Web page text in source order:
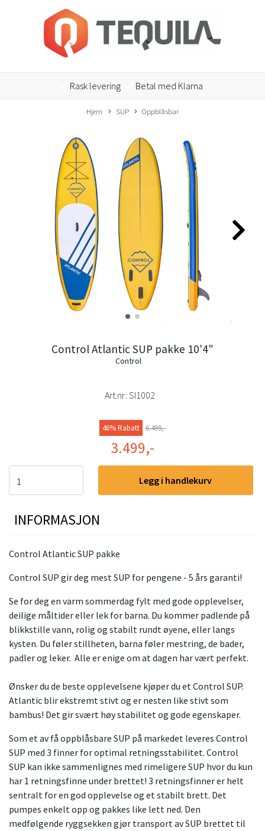
Rask levering Betal med Klarna
Hjem SUP Oppblåsbar
Control Atlantic SUP pakke 10'4"
Control
Art.nr: SI1002
46% Rabatt 6.499,-
3.499,-
Legg i handlekurv
INFORMASJON
Control Atlantic SUP pakke
Control SUP gir deg mest SUP for pengene - 5 års garanti!
Se for deg en varm sommerdag fylt med gode opplevelser,
deilige måltider eller lek for barna. Du kommer padlende på
blikkstille vann, rolig og stabilt rundt øyene, eller langs
kysten. Du føler stillheten, barna føler mestring, de bader,
padler og leker. Alle er enige om at dagen har vært perfekt.
Ønsker du de beste opplevelsene kjøper du et Control SUP.
Atlantic blir ekstremt stivt og er nesten like stivt som
bambus! Det gir svært høy stabilitet og gode egenskaper.
Som et av få oppblåsbare SUP på markedet leveres Control
SUP med 3 finner for optimal retningsstabilitet. Control
SUP kan ikke sammenlignes med rimeligere SUP hvor du kun
har 1 retningsfinne under brettet! 3 retningsfinner er helt
sentralt for en god opplevelse og et stabilt brett. Det
pumpes enkelt opp og pakkes like lett ned. Den
medfølgende ryggsekken gjør transport av SUP brettet til